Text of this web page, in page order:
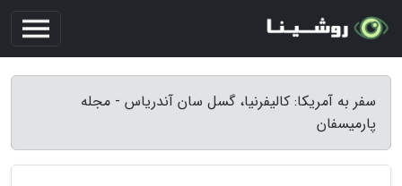
سفر به آمریکا: کالیفرنیا، گسل سان آندریاس - مجله
پارمیسفان